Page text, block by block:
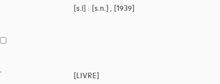
[s.l] : [s.n.] , [1939]
[LIVRE]